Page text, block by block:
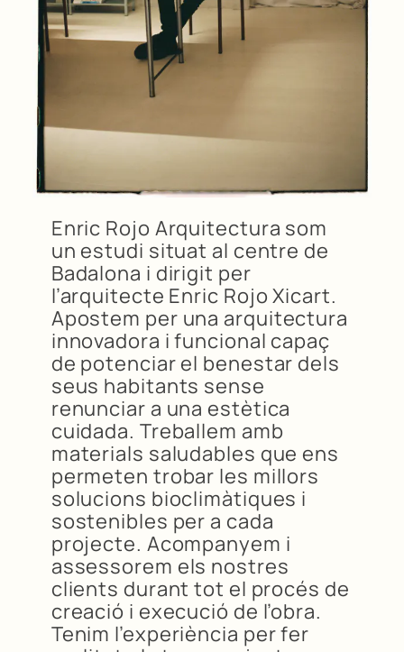
Enric Rojo Arquitectura som
un estudi situat al centre de
Badalona i dirigit per
l’arquitecte Enric Rojo Xicart.
Apostem per una arquitectura
innovadora i funcional capaç
de potenciar el benestar dels
seus habitants sense
renunciar a una estètica
cuidada. Treballem amb
materials saludables que ens
permeten trobar les millors
solucions bioclimàtiques i
sostenibles per a cada
projecte. Acompanyem i
assessorem els nostres
clients durant tot el procés de
creació i execució de l’obra.
Tenim l’experiència per fer